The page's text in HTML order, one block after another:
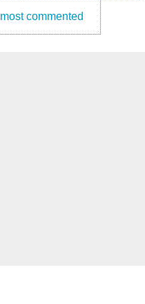
most commented